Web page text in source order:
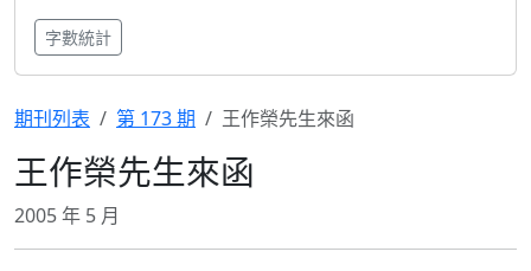
字數統計
期刊列表 第 173 期 王作榮先生來函
王作榮先生來函
2005 年 5 月